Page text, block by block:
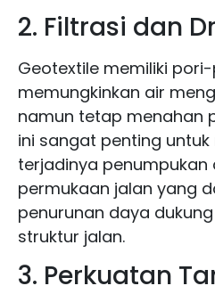
2. Filtrasi dan
Geotextile memiliki
memungkinkan air
namun tetap menahan
ini sangat penting
terjadinya penumpukan
permukaan jalan yang
penurunan daya
struktur jalan.
3. Perkuatan